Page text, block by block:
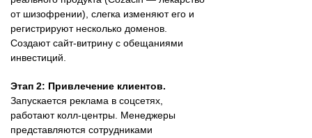
от шизофрении), слегка изменяют его и
регистрируют несколько доменов.
Создают сайт-витрину с обещаниями
инвестиций.
Этап 2: Привлечение клиентов.
Запускается реклама в соцсетях,
работают колл-центры. Менеджеры
представляются сотрудниками